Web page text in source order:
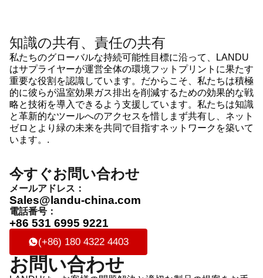
知識の共有、責任の共有
私たちのグローバルな持続可能性目標に沿って、LANDU
はサプライヤーが運営全体の環境フットプリントに果たす
重要な役割を認識しています。だからこそ、私たちは積極
的に彼らが温室効果ガス排出を削減するための効果的な戦
略と技術を導入できるよう支援しています。私たちは知識
と革新的なツールへのアクセスを惜しまず共有し、ネット
ゼロとより緑の未来を共同で目指すネットワークを築いて
います。.
今すぐお問い合わせ
メールアドレス：
Sales@landu-china.com
電話番号：
+86 531 6995 9221
(+86) 180 4322 4403
お問い合わせ